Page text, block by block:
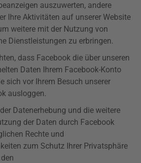
auszuwerten, andere
Ihre Aktivitäten auf unserer Website
weitere mit der Nutzung von
Dienstleistungen zu erbringen.
dass Facebook die über unseren
Daten Ihrem Facebook-Konto
sich vor Ihrem Besuch unserer
ausloggen.
Datenerhebung und die weitere
der Daten durch Facebook
Rechte und
zum Schutz Ihrer Privatsphäre